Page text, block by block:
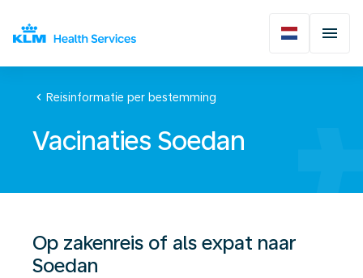
chevron_left Reisinformatie per bestemming
Vacinaties Soedan
Op zakenreis of als expat naar
Soedan